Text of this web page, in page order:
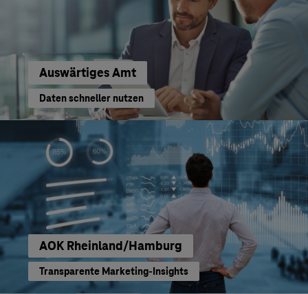
Auswärtiges Amt
Daten schneller nutzen
AOK Rheinland/Hamburg
Transparente Marketing-Insights